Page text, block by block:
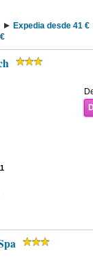
Expedia desde 41 €